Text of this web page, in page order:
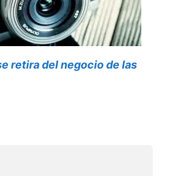
retira del negocio de las